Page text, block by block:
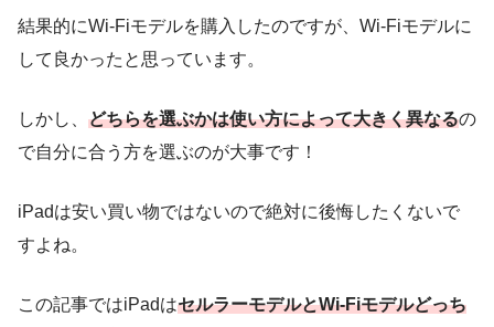
結果的にWi-Fiモデルを購入したのですが、Wi-Fiモデルに
して良かったと思っています。
しかし、 どちらを選ぶかは使い方によって大きく異なるの
で自分に合う方を選ぶのが大事です！
iPadは安い買い物ではないので絶対に後悔したくないで
すよね。
この記事ではiPadはセルラーモデルとWi-Fiモデルどっち